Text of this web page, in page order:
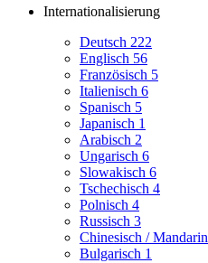
Internationalisierung
Deutsch 222
Englisch 56
Französisch 5
Italienisch 6
Spanisch 5
Japanisch 1
Arabisch 2
Ungarisch 6
Slowakisch 6
Tschechisch 4
Polnisch 4
Russisch 3
Chinesisch / Mandarin
Bulgarisch 1